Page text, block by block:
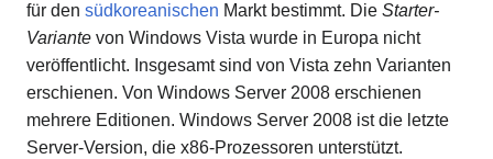
für den südkoreanischen Markt bestimmt. Die Starter-
Variante von Windows Vista wurde in Europa nicht
veröffentlicht. Insgesamt sind von Vista zehn Varianten
erschienen. Von Windows Server 2008 erschienen
mehrere Editionen. Windows Server 2008 ist die letzte
Server-Version, die x86-Prozessoren unterstützt.